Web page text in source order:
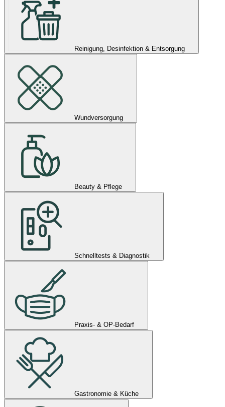
Reinigung, Desinfektion & Entsorgung
Wundversorgung
Beauty & Pflege
Schnelltests & Diagnostik
Praxis- & OP-Bedarf
Gastronomie & Küche